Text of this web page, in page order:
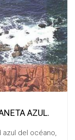
AZUL.
del océano,